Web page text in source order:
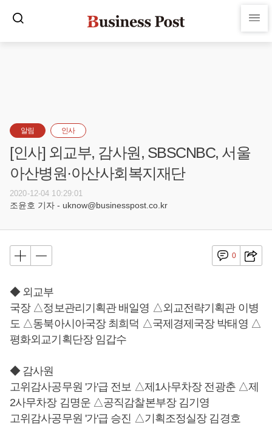
알림 인사
[인사] 외교부, 감사원, SBSCNBC, 서울
아산병원·아산사회복지재단
2020-12-04 10:29:01
조윤호 기자 - uknow@businesspost.co.kr
0
◆ 외교부
국장 △정보관리기획관 배일영 △외교전략기획관 이병
도 △동북아시아국장 최희덕 △국제경제국장 박태영 △
평화외교기획단장 임갑수
◆ 감사원
고위감사공무원 '가'급 전보 △제1사무차장 전광춘 △제
2사무차장 김명운 △공직감찰본부장 김기영
고위감사공무원 '가'급 승진 △기획조정실장 김경호